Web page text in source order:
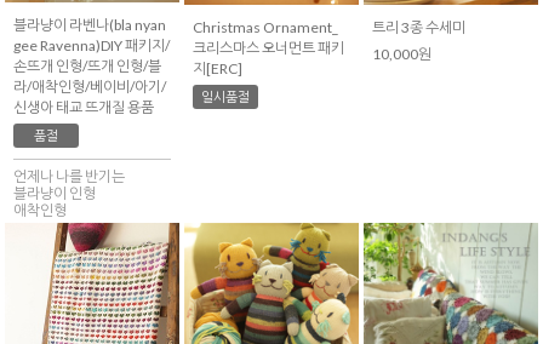
블라냥이 라벤나(bla nyan
gee Ravenna)DIY 패키지/
손뜨개 인형/뜨개 인형/블
라/애착인형/베이비/아기/
신생아 태교 뜨개질 용품
품절
언제나 나를 반기는
블라냥이 인형
애착인형
Christmas Ornament_
크리스마스 오너먼트 패키
지[ERC]
일시품절
트리 3종 수세미
10,000원